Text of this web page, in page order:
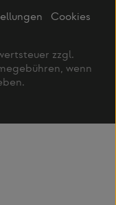
Cookies
zzgl.
wenn